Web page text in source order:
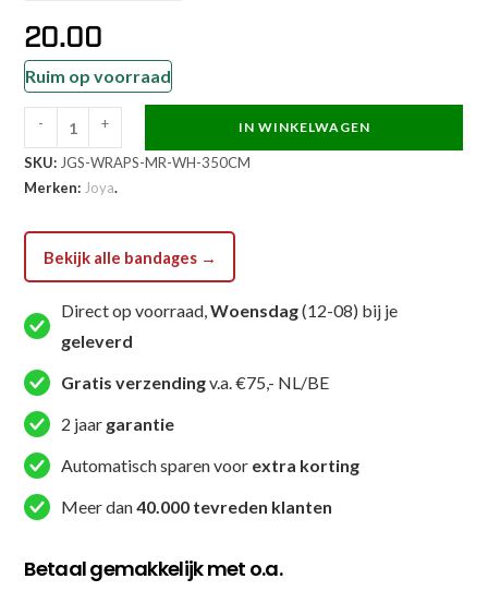
20.00
Ruim op voorraad
Strike
Bandages
aantal
- + IN WINKELWAGEN
SKU: JGS-WRAPS-MR-WH-350CM
Merken: Joya.
Bekijk alle bandages →
Direct op voorraad,Woensdag(12-08) bij je
geleverd
Gratis verzendingv.a. €75,- NL/BE
2 jaar garantie
Automatisch sparen voor extra korting
Meer dan40.000 tevreden klanten
Betaal gemakkelijk met o.a.